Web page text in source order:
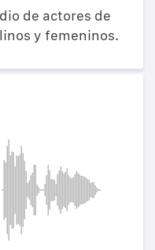
de actores de
y femeninos.